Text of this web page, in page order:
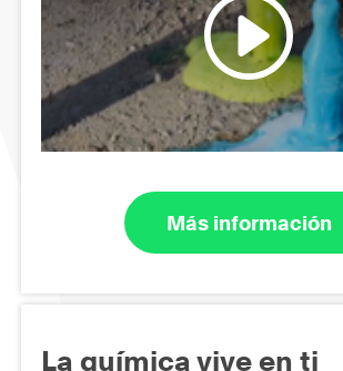
Más información
La química vive en ti